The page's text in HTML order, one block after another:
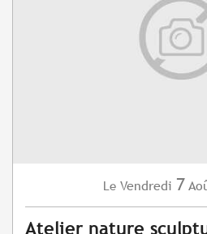
Le Vendredi 7
Atelier nature